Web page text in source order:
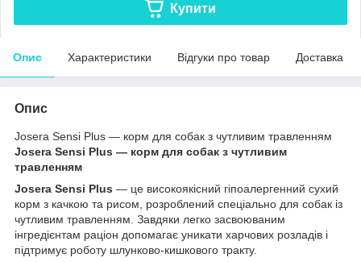
Купити
Опис Характеристики Відгуки про товар Доставка
Опис
Josera Sensi Plus — корм для собак з чутливим травленням
Josera Sensi Plus — корм для собак з чутливим
травленням
Josera Sensi Plus — це високоякісний гіпоалергенний сухий
корм з качкою та рисом, розроблений спеціально для собак із
чутливим травленням. Завдяки легко засвоюваним
інгредієнтам раціон допомагає уникати харчових розладів і
підтримує роботу шлунково-кишкового тракту.